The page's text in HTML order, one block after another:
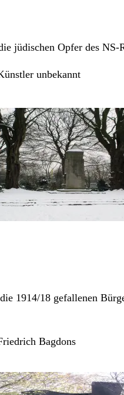
jüdischen Opfer des NS-
unbekannt
1914/18 gefallenen
Bagdons